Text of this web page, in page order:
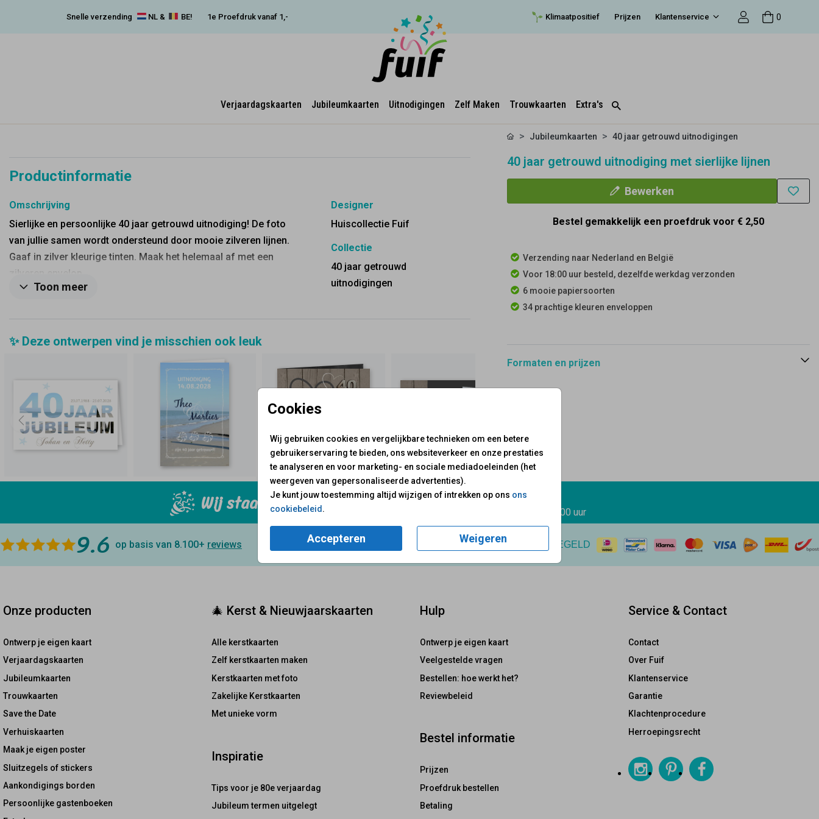
Snelle verzending NL & BE! 1e Proefdruk vanaf 1,- Klimaatpositief Prijzen Klantenservice 0
Verjaardagskaarten Jubileumkaarten Uitnodigingen Zelf Maken Trouwkaarten Extra's
Cookies
Wij gebruiken cookies en vergelijkbare technieken om een betere
gebruikerservaring te bieden, ons websiteverkeer en onze prestaties
te analyseren en voor marketing- en sociale mediadoeleinden (het
weergeven van gepersonaliseerde advertenties).
Je kunt jouw toestemming altijd wijzigen of intrekken op ons ons
cookiebeleid .
Accepteren Weigeren
Productinformatie
Omschrijving
Sierlijke en persoonlijke 40 jaar getrouwd uitnodiging! De foto
van jullie samen wordt ondersteund door mooie zilveren lijnen.
Gaaf in zilver kleurige tinten. Maak het helemaal af met een
zilveren envelop.
Toon meer
Designer
Huiscollectie Fuif
Collectie
40 jaar getrouwd
uitnodigingen
✨ Deze ontwerpen vind je misschien ook leuk
Jubileumkaarten 40 jaar getrouwd uitnodigingen
40 jaar getrouwd uitnodiging met sierlijke lijnen
Bewerken
Bestel gemakkelijk een proefdruk voor € 2,50
Verzending naar Nederland en België
Voor 18:00 uur besteld, dezelfde werkdag verzonden
6 mooie papiersoorten
34 prachtige kleuren enveloppen
Formaten en prijzen
Wij staan voor je klaar! Mail ons:info@fuif.nl
10.00 - 17.00 uur
9.6 op basis van 8.100+ reviews GOED GEREGELD
Onze producten
Ontwerp je eigen kaart
Verjaardagskaarten
Jubileumkaarten
Trouwkaarten
Save the Date
Verhuiskaarten
Maak je eigen poster
Sluitzegels of stickers
Aankondigings borden
Persoonlijke gastenboeken
🎄 Kerst & Nieuwjaarskaarten
Alle kerstkaarten
Zelf kerstkaarten maken
Kerstkaarten met foto
Zakelijke Kerstkaarten
Met unieke vorm
Inspiratie
Tips voor je 80e verjaardag
Jubileum termen uitgelegt
Hulp
Ontwerp je eigen kaart
Veelgestelde vragen
Bestellen: hoe werkt het?
Reviewbeleid
Bestel informatie
Prijzen
Proefdruk bestellen
Betaling
Service & Contact
Contact
Over Fuif
Klantenservice
Garantie
Klachtenprocedure
Herroepingsrecht